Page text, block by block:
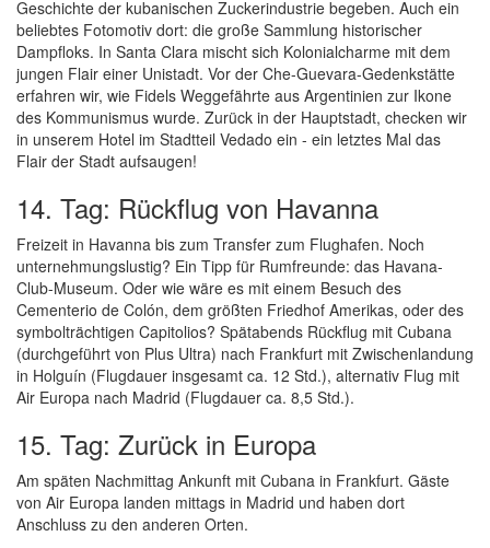
Geschichte der kubanischen Zuckerindustrie begeben. Auch ein
beliebtes Fotomotiv dort: die große Sammlung historischer
Dampfloks. In Santa Clara mischt sich Kolonialcharme mit dem
jungen Flair einer Unistadt. Vor der Che-Guevara-Gedenkstätte
erfahren wir, wie Fidels Weggefährte aus Argentinien zur Ikone
des Kommunismus wurde. Zurück in der Hauptstadt, checken wir
in unserem Hotel im Stadtteil Vedado ein - ein letztes Mal das
Flair der Stadt aufsaugen!
14. Tag: Rückflug von Havanna
Freizeit in Havanna bis zum Transfer zum Flughafen. Noch
unternehmungslustig? Ein Tipp für Rumfreunde: das Havana-
Club-Museum. Oder wie wäre es mit einem Besuch des
Cementerio de Colón, dem größten Friedhof Amerikas, oder des
symbolträchtigen Capitolios? Spätabends Rückflug mit Cubana
(durchgeführt von Plus Ultra) nach Frankfurt mit Zwischenlandung
in Holguín (Flugdauer insgesamt ca. 12 Std.), alternativ Flug mit
Air Europa nach Madrid (Flugdauer ca. 8,5 Std.).
15. Tag: Zurück in Europa
Am späten Nachmittag Ankunft mit Cubana in Frankfurt. Gäste
von Air Europa landen mittags in Madrid und haben dort
Anschluss zu den anderen Orten.